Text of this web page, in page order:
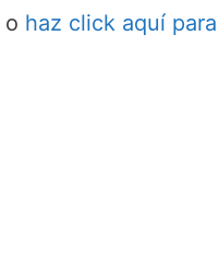
o haz click aquí